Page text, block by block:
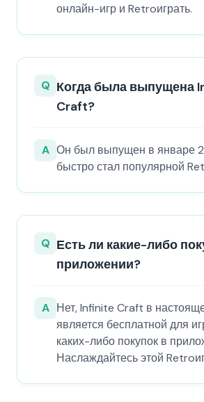
онлайн-игр и Retroиграть.
Q Когда была выпущена
Craft?
A Он был выпущен в январе
быстро стал популярной
Q Есть ли какие-либо
приложении?
A Нет, Infinite Craft в
является бесплатной для
каких-либо покупок в
Наслаждайтесь этой